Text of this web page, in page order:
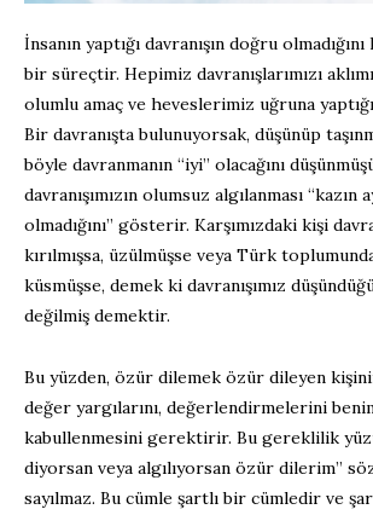
İnsanın yaptığı davranışın doğru
bir süreçtir. Hepimiz davranışlarımızı
olumlu amaç ve heveslerimiz uğruna
Bir davranışta bulunuyorsak, düşünüp
böyle davranmanın “iyi” olacağını
davranışımızın olumsuz algılanması “kazın
olmadığını” gösterir. Karşımızdaki kişi
kırılmışsa, üzülmüşse veya Türk
küsmüşse, demek ki davranışımız
değilmiş demektir.
Bu yüzden, özür dilemek özür dileyen
değer yargılarını, değerlendirmelerini
kabullenmesini gerektirir. Bu gereklilik
diyorsan veya algılıyorsan özür dilerim”
sayılmaz. Bu cümle şartlı bir cümledir ve